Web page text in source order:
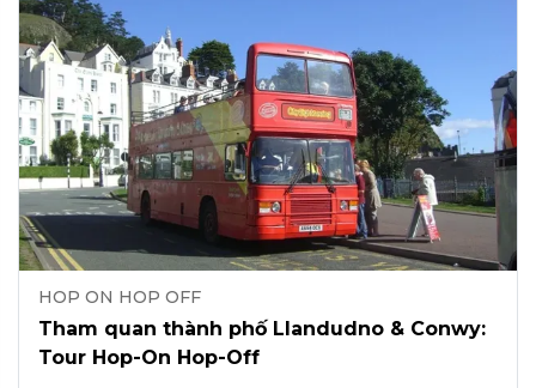
HOP ON HOP OFF
Tham quan thành phố Llandudno & Conwy:
Tour Hop-On Hop-Off